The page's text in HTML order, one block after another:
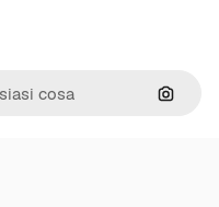
Cerca